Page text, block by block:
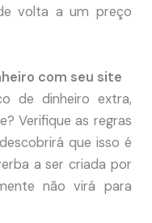
volta a um preço
com seu site
de dinheiro extra,
Verifique as regras
que isso é
a ser criada por
não virá para